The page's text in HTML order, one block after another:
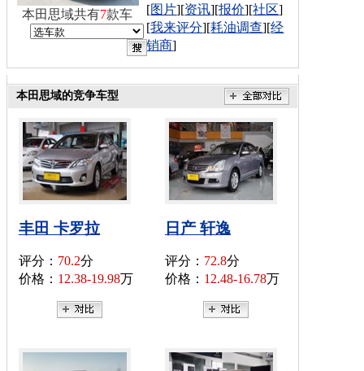
[图片][资讯][报价][社区]
[我来评分][耗油调查][经
销商]
本田思域共有7款车
本田思域的竞争车型
丰田 卡罗拉
评分： 70.2分
价格： 12.38-19.98万
日产 轩逸
评分： 72.8分
价格： 12.48-16.78万